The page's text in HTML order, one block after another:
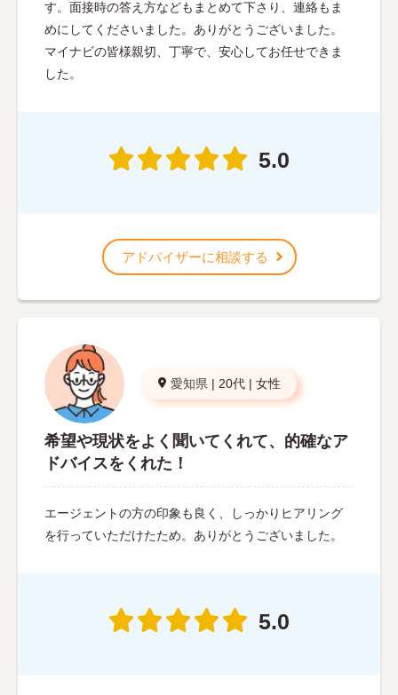
す。面接時の答え方などもまとめて下さり、連絡もま
めにしてくださいました。ありがとうございました。
マイナビの皆様親切、丁寧で、安心してお任せできま
した。
5.0
アドバイザーに相談する
愛知県 | 20代 | 女性
希望や現状をよく聞いてくれて、的確なア
ドバイスをくれた！
エージェントの方の印象も良く、しっかりヒアリング
を行っていただけたため。ありがとうございました。
5.0